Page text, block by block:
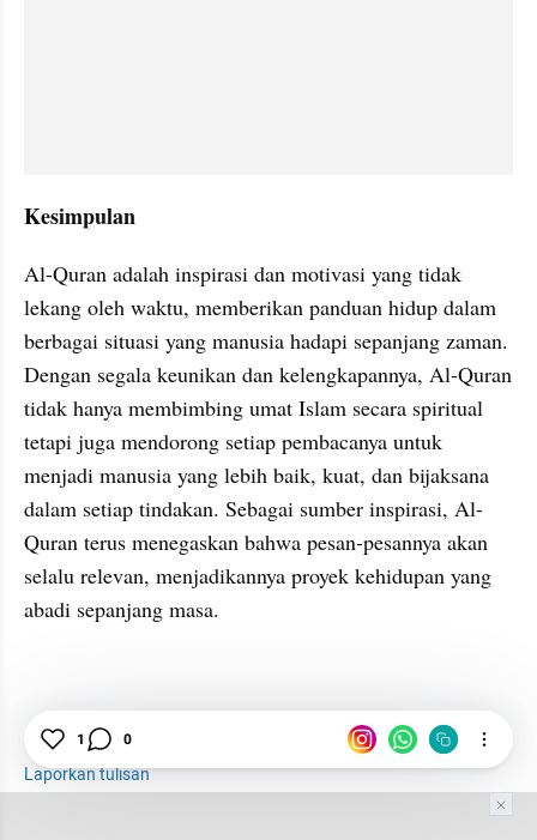
Kesimpulan
Al-Quran adalah inspirasi dan motivasi yang tidak
lekang oleh waktu, memberikan panduan hidup dalam
berbagai situasi yang manusia hadapi sepanjang zaman.
Dengan segala keunikan dan kelengkapannya, Al-Quran
tidak hanya membimbing umat Islam secara spiritual
tetapi juga mendorong setiap pembacanya untuk
menjadi manusia yang lebih baik, kuat, dan bijaksana
dalam setiap tindakan. Sebagai sumber inspirasi, Al-
Quran terus menegaskan bahwa pesan-pesannya akan
selalu relevan, menjadikannya proyek kehidupan yang
abadi sepanjang masa.
Inspirasi
Laporkan tulisan
1 0